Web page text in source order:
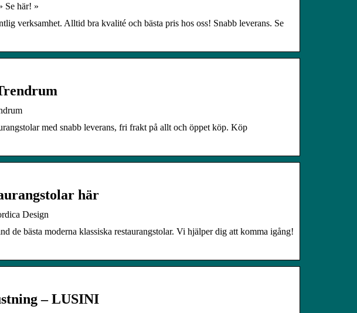
Se här! »
verksamhet. Alltid bra kvalité och bästa pris hos oss! Snabb leverans. Se
med snabb leverans, fri frakt på allt och öppet köp. Köp
här
Design
de bästa moderna klassiska restaurangstolar. Vi hjälper dig att komma igång!
– LUSINI